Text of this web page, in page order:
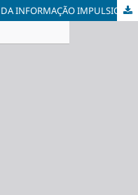
COMO A INTERNET E A SOCIEDADE DA INFORMAÇÃO IMPULSIONARAM A INFORMATIZAÇÃO DO JUDICIÁRIO